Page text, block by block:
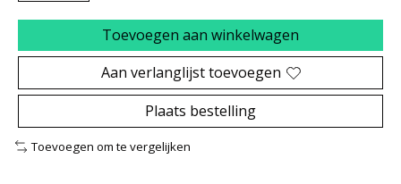
Toevoegen aan winkelwagen
Aan verlanglijst toevoegen
Plaats bestelling
Toevoegen om te vergelijken